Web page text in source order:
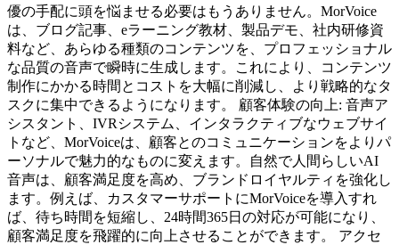
優の手配に頭を悩ませる必要はもうありません。MorVoice
は、ブログ記事、eラーニング教材、製品デモ、社内研修資
料など、あらゆる種類のコンテンツを、プロフェッショナル
な品質の音声で瞬時に生成します。これにより、コンテンツ
制作にかかる時間とコストを大幅に削減し、より戦略的なタ
スクに集中できるようになります。 顧客体験の向上: 音声ア
シスタント、IVRシステム、インタラクティブなウェブサイ
トなど、MorVoiceは、顧客とのコミュニケーションをよりパ
ーソナルで魅力的なものに変えます。自然で人間らしいAI
音声は、顧客満足度を高め、ブランドロイヤルティを強化し
ます。例えば、カスタマーサポートにMorVoiceを導入すれ
ば、待ち時間を短縮し、24時間365日の対応が可能になり、
顧客満足度を飛躍的に向上させることができます。 アクセ